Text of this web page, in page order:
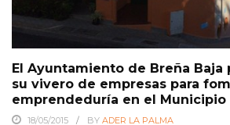
El Ayuntamiento de Breña Baja
su vivero de empresas para
emprendeduría en el Municipio
18/05/2015 BY ADER LA PALMA